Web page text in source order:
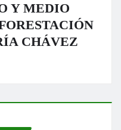
Y MEDIO
CHÁVEZ